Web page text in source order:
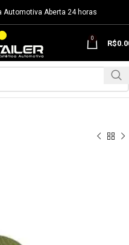
Automotiva Aberta 24 horas
0
R$